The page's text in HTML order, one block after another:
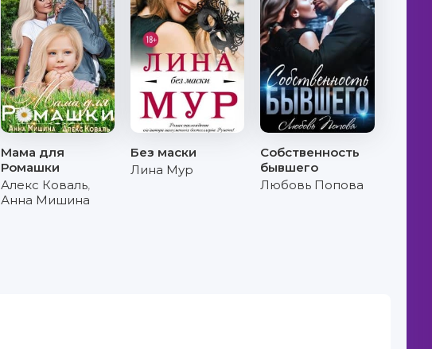
Мама для
Ромашки
Алекс Коваль,
Анна Мишина
Без маски
Лина Мур
Собственность
бывшего
Любовь Попова